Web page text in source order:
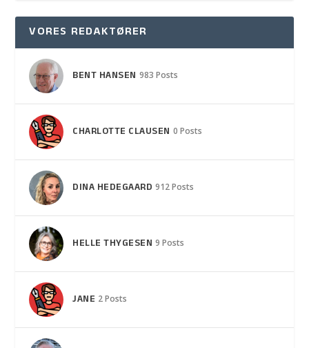
VORES REDAKTØRER
BENT HANSEN 983 Posts
CHARLOTTE CLAUSEN 0 Posts
DINA HEDEGAARD 912 Posts
HELLE THYGESEN 9 Posts
JANE 2 Posts